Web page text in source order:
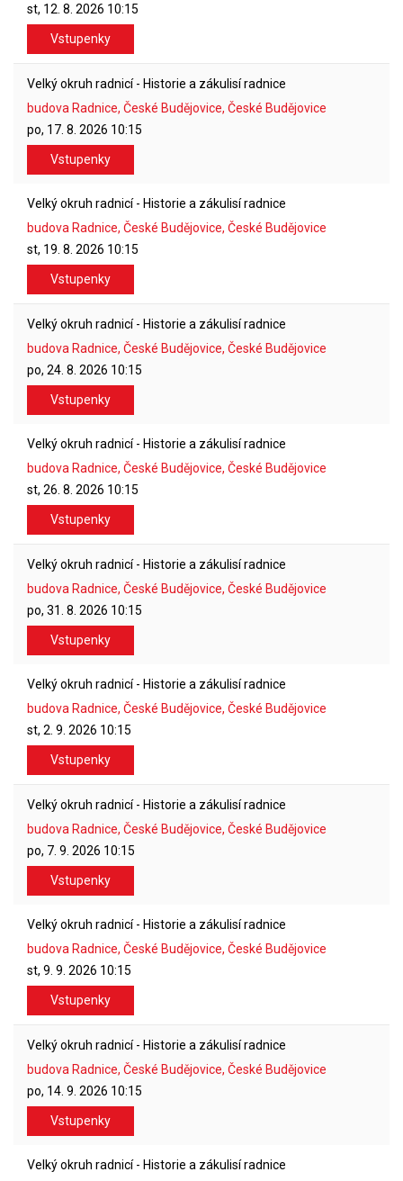
st, 12. 8. 2026 10:15
Vstupenky
Velký okruh radnicí - Historie a zákulisí radnice
budova Radnice, České Budějovice, České Budějovice
po, 17. 8. 2026 10:15
Vstupenky
Velký okruh radnicí - Historie a zákulisí radnice
budova Radnice, České Budějovice, České Budějovice
st, 19. 8. 2026 10:15
Vstupenky
Velký okruh radnicí - Historie a zákulisí radnice
budova Radnice, České Budějovice, České Budějovice
po, 24. 8. 2026 10:15
Vstupenky
Velký okruh radnicí - Historie a zákulisí radnice
budova Radnice, České Budějovice, České Budějovice
st, 26. 8. 2026 10:15
Vstupenky
Velký okruh radnicí - Historie a zákulisí radnice
budova Radnice, České Budějovice, České Budějovice
po, 31. 8. 2026 10:15
Vstupenky
Velký okruh radnicí - Historie a zákulisí radnice
budova Radnice, České Budějovice, České Budějovice
st, 2. 9. 2026 10:15
Vstupenky
Velký okruh radnicí - Historie a zákulisí radnice
budova Radnice, České Budějovice, České Budějovice
po, 7. 9. 2026 10:15
Vstupenky
Velký okruh radnicí - Historie a zákulisí radnice
budova Radnice, České Budějovice, České Budějovice
st, 9. 9. 2026 10:15
Vstupenky
Velký okruh radnicí - Historie a zákulisí radnice
budova Radnice, České Budějovice, České Budějovice
po, 14. 9. 2026 10:15
Vstupenky
Velký okruh radnicí - Historie a zákulisí radnice